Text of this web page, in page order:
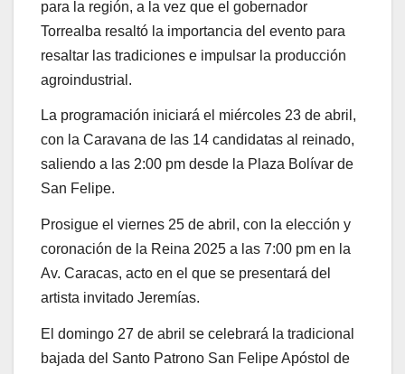
para la región, a la vez que el gobernador
Torrealba resaltó la importancia del evento para
resaltar las tradiciones e impulsar la producción
agroindustrial.
La programación iniciará el miércoles 23 de abril,
con la Caravana de las 14 candidatas al reinado,
saliendo a las 2:00 pm desde la Plaza Bolívar de
San Felipe.
Prosigue el viernes 25 de abril, con la elección y
coronación de la Reina 2025 a las 7:00 pm en la
Av. Caracas, acto en el que se presentará del
artista invitado Jeremías.
El domingo 27 de abril se celebrará la tradicional
bajada del Santo Patrono San Felipe Apóstol de